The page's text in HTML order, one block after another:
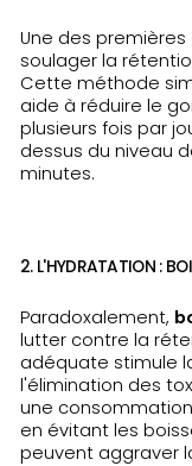
Une des
soulager la
Cette méthode
aide à réduire le
plusieurs fois par
dessus du niveau
minutes.
2. L'HYDRATATION :
Paradoxalement,
lutter contre la
adéquate stimule
l'élimination des
une
en évitant les
peuvent aggraver